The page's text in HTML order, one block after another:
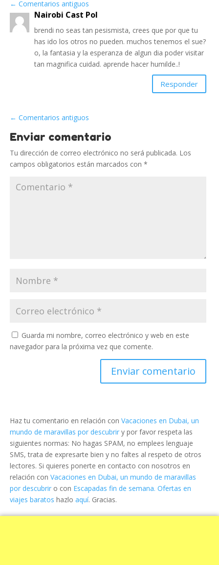
← Comentarios antiguos
Nairobi Cast Pol
brendi no seas tan pesismista, crees que por que tu
has ido los otros no pueden. muchos tenemos el sue?
o, la fantasia y la esperanza de algun dia poder visitar
tan magnifica cuidad. aprende hacer humilde..!
Responder
← Comentarios antiguos
Enviar comentario
Tu dirección de correo electrónico no será publicada. Los
campos obligatorios están marcados con *
Guarda mi nombre, correo electrónico y web en este
navegador para la próxima vez que comente.
Haz tu comentario en relación con Vacaciones en Dubai, un
mundo de maravillas por descubrir y por favor respeta las
siguientes normas: No hagas SPAM, no emplees lenguaje
SMS, trata de expresarte bien y no faltes al respeto de otros
lectores. Si quieres ponerte en contacto con nosotros en
relación con Vacaciones en Dubai, un mundo de maravillas
por descubrir o con Escapadas fin de semana. Ofertas en
viajes baratos hazlo aquí. Gracias.